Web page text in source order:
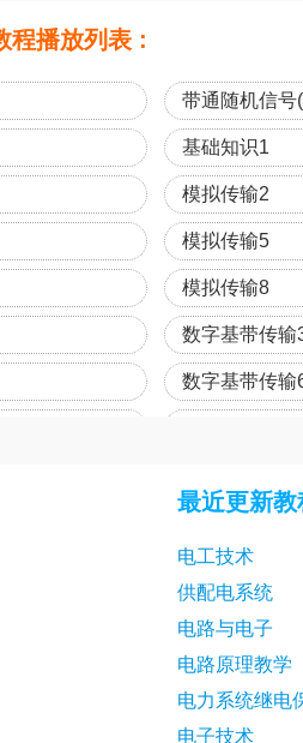
程播放列表 :
带通随机信号
基础知识1
模拟传输2
模拟传输5
模拟传输8
数字基带传输
数字基带传输
基本的数字频
基本的数字频
基本的数字频
最近更新教
电工技术
供配电系统
电路与电子
电路原理教学
电力系统继电
电子技术